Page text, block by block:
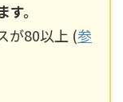
。
が80以上 (参